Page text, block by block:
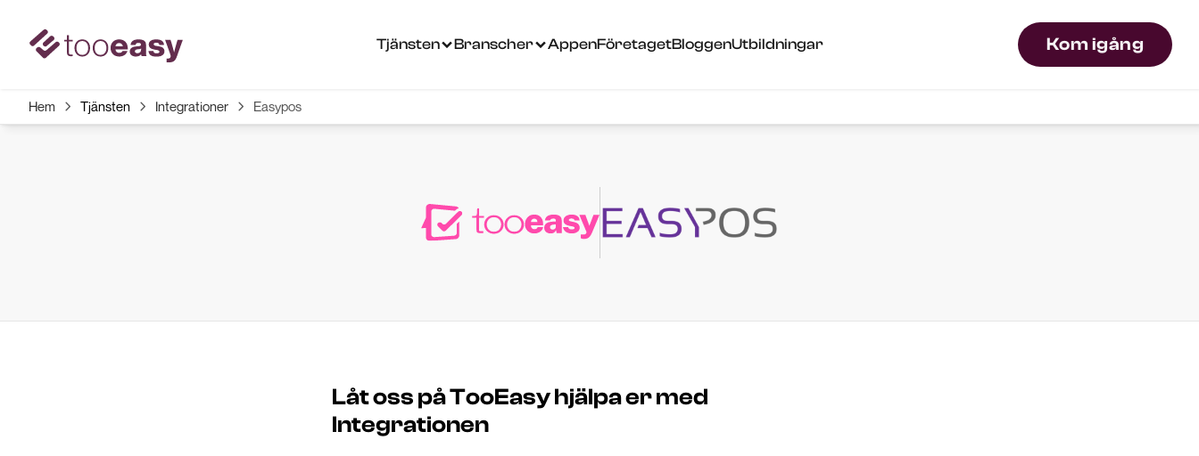
Tjänsten Branscher AppenFöretagetBloggenUtbildningar Kom igång
Hem  Tjänsten  Integrationer  Easypos
Låt oss på TooEasy hjälpa er med
Integrationen